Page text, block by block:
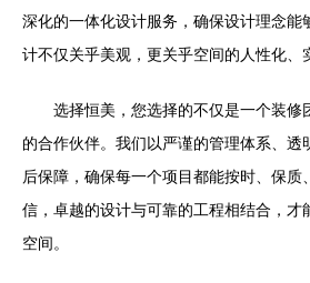
深化的一体化设计服务，确保设计理念能
计不仅关乎美观，更关乎空间的人性化、
选择恒美，您选择的不仅是一个装修
的合作伙伴。我们以严谨的管理体系、透
后保障，确保每一个项目都能按时、保质
信，卓越的设计与可靠的工程相结合，才
空间。